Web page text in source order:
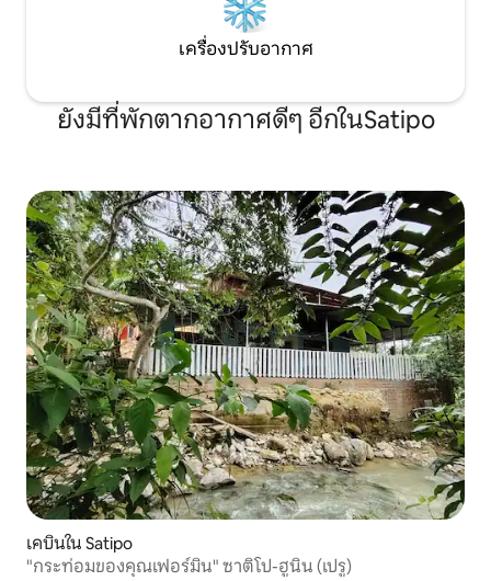
เครื่องปรับอากาศ
ยังมีที่พักตากอากาศดีๆ อีกในSatipo
เคบินใน Satipo
"กระท่อมของคุณเฟอร์มิน" ซาติโป-ฮูนิน (เปรู)